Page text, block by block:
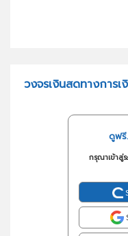
วงจรเงินสดทางการ
ดูฟรี
กรุณาเข้าสู่